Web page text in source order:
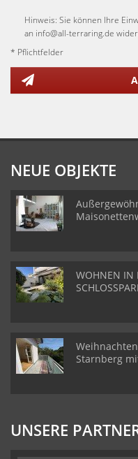
Hinweis: Sie können Ihre
an info@all-terraring.de
* Pflichtfelder
NEUE OBJEKTE
WOHNEN IN
Starnberg
UNSERE